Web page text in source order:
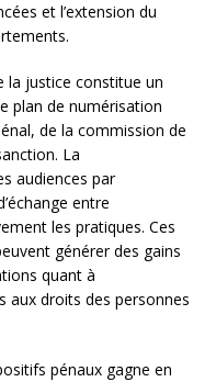
et l’extension du
la justice constitue un
plan de numérisation
de la commission de
La
audiences par
entre
les pratiques. Ces
générer des gains
quant à
aux droits des personnes
pénaux gagne en